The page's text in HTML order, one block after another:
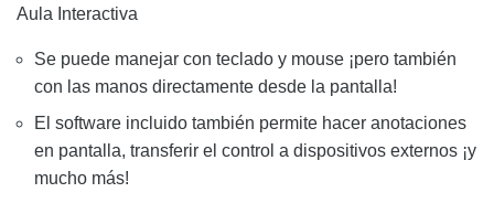
Aula Interactiva
Se puede manejar con teclado y mouse ¡pero también
con las manos directamente desde la pantalla!
El software incluido también permite hacer anotaciones
en pantalla, transferir el control a dispositivos externos ¡y
mucho más!